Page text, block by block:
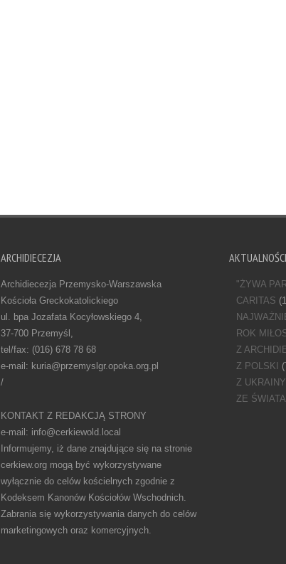
ARCHIDIECEZJA
Archidiecezja Przemysko-Warszawska
Kościoła Greckokatolickiego
ul. bpa Jozafata Kocyłowskiego 4,
37-700 Przemyśl,
tel/fax: (016) 678 78 68
e-mail: kuria@przemyslgr.opoka.org.pl
/
KONTAKT Z REDAKCJĄ STRONY
e-mail: info@cerkiewold.local
Informujemy, iż dane znajdujące się na stronie
cerkiew.org mogą być wykorzystywane
wyłącznie do celów kościelnych zgodnie z
Kodeksem Kanonów Kościołów Wschodnich.
Zabrania się wykorzystywania danych do celów
marketingowych oraz komercyjnych.
AKTUALNOŚCI
"ŻYWA
CARITAS
ROK
Z
Z POLSKI
Z UKRAINY
ZE ŚWIATA